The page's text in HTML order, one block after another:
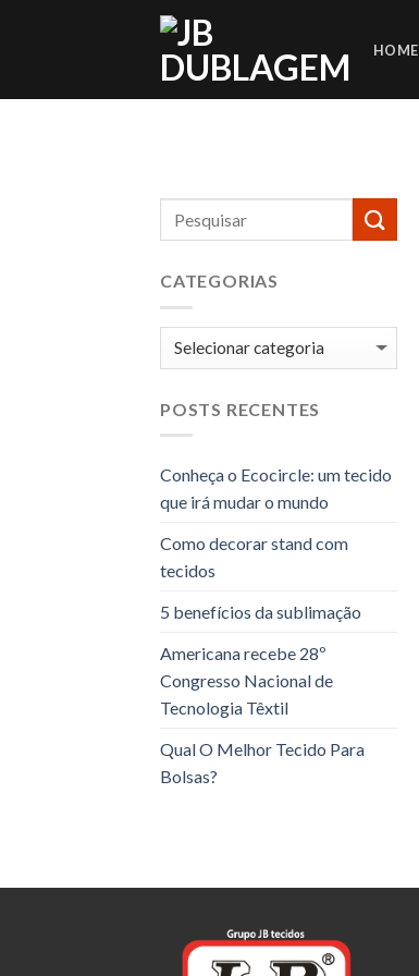
HOME
CATEGORIAS
Categorias
POSTS RECENTES
Conheça o Ecocircle: um tecido
que irá mudar o mundo
Como decorar stand com
tecidos
5 benefícios da sublimação
Americana recebe 28º
Congresso Nacional de
Tecnologia Têxtil
Qual O Melhor Tecido Para
Bolsas?